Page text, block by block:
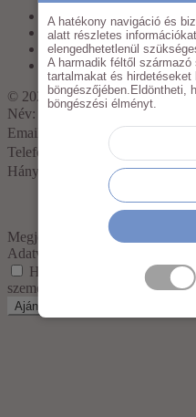
Impresszum
Adatkezelési nyilatkozat
Általános Szerződési
Fiókom
© 2025Mojomarketing
Név:
Email:
Telefon:
Hány darab?
Megjegyzés:
Adatvédelem:
Hozzájárulok az
személyes adataim kezeléséhez.
Ajánlatkérés
A hatékony navigáció és
alatt részletes
elengedhetetlenül
A harmadik féltől
tartalmakat és
böngészőjében.Eldöntheti,
böngészési élményt.